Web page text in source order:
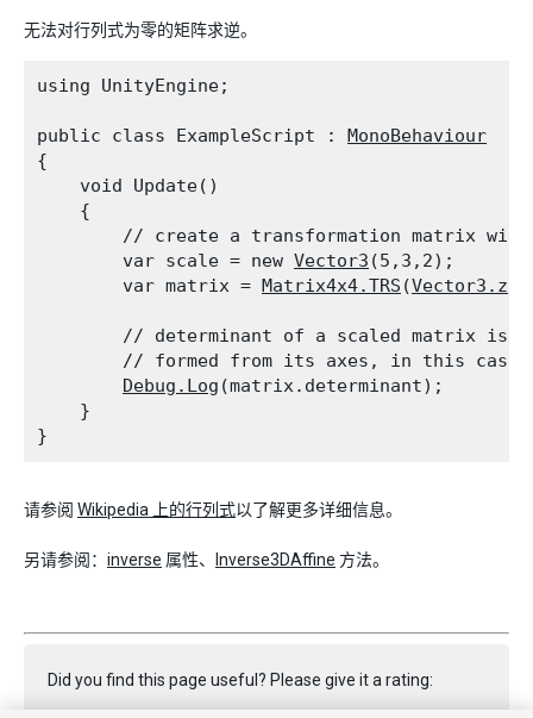
无法对行列式为零的矩阵求逆。
using UnityEngine;
public class ExampleScript : MonoBehaviour
{
    void Update()
    {
// create a transformation matrix
        var scale = new
Vector3 (5,3,2);
        var matrix =
Matrix4x4.TRS (
// determinant of a scaled matrix is
// formed from its axes, in this case
Debug.Log (matrix.determinant);
    }
}
请参阅 Wikipedia 上的行列式以了解更多详细信息。
另请参阅： inverse 属性、 Inverse3DAffine 方法。
Did you find this page useful? Please give it a rating: